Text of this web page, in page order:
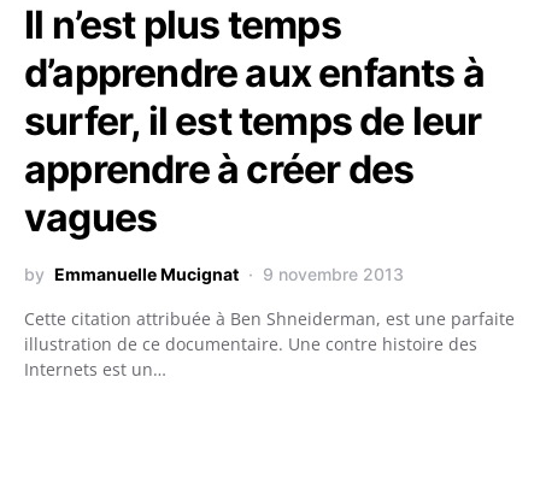
Il n’est plus temps
d’apprendre aux enfants à
surfer, il est temps de leur
apprendre à créer des
vagues
by Emmanuelle Mucignat 9 novembre 2013
Cette citation attribuée à Ben Shneiderman, est une parfaite
illustration de ce documentaire. Une contre histoire des
Internets est un…